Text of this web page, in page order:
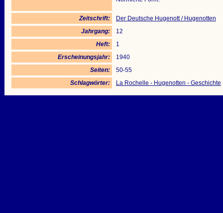
Zeitschrift:
Der Deutsche Hugenott / Hugenotten
Jahrgang:
12
Heft:
1
Erscheinungsjahr:
1940
Seiten:
50-55
Schlagwörter:
La Rochelle - Hugenotten - Geschichte